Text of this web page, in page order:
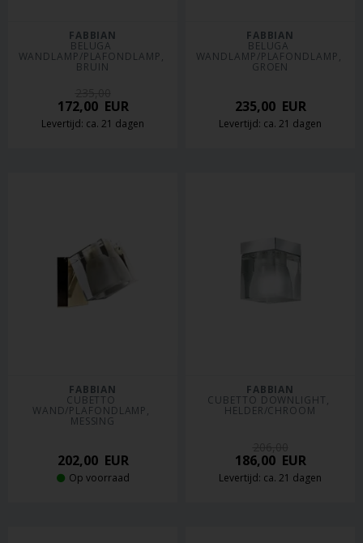
FABBIAN
BELUGA
WANDLAMP/PLAFONDLAMP,
BRUIN
172,00EUR
Levertijd: ca. 21 dagen
FABBIAN
BELUGA
WANDLAMP/PLAFONDLAMP,
GROEN
235,00EUR
Levertijd: ca. 21 dagen
FABBIAN
CUBETTO
WAND/PLAFONDLAMP,
MESSING
202,00EUR
Op voorraad
FABBIAN
CUBETTO DOWNLIGHT,
HELDER/CHROOM
186,00EUR
Levertijd: ca. 21 dagen